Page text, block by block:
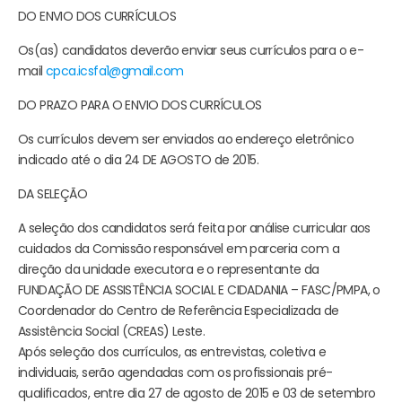
DO ENVIO DOS CURRÍCULOS
Os(as) candidatos deverão enviar seus currículos para o e-
mail cpca.icsfa1@gmail.com
DO PRAZO PARA O ENVIO DOS CURRÍCULOS
Os currículos devem ser enviados ao endereço eletrônico
indicado até o dia 24 DE AGOSTO de 2015.
DA SELEÇÃO
A seleção dos candidatos será feita por análise curricular aos
cuidados da Comissão responsável em parceria com a
direção da unidade executora e o representante da
FUNDAÇÃO DE ASSISTÊNCIA SOCIAL E CIDADANIA – FASC/PMPA, o
Coordenador do Centro de Referência Especializada de
Assistência Social (CREAS) Leste.
Após seleção dos currículos, as entrevistas, coletiva e
individuais, serão agendadas com os profissionais pré-
qualificados, entre dia 27 de agosto de 2015 e 03 de setembro